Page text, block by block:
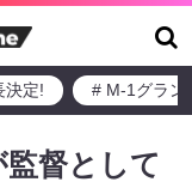
決定! # M-1グラン
督として